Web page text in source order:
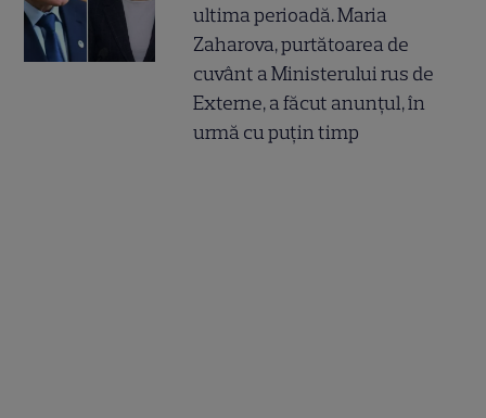
ultima perioadă. Maria
Zaharova, purtătoarea de
cuvânt a Ministerului rus de
Externe, a făcut anunțul, în
urmă cu puțin timp